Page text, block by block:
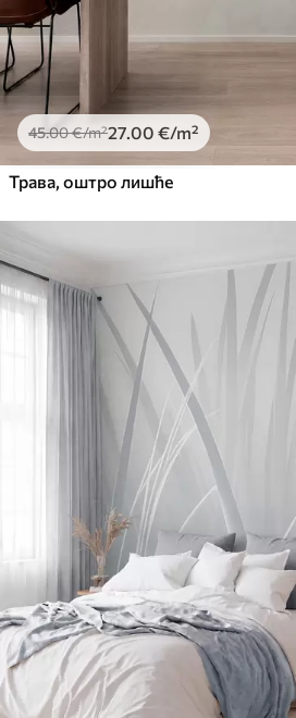
45.00€/m²27.00 €/m²
Трава, оштро лишће